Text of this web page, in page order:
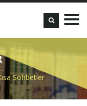
Sohbetler